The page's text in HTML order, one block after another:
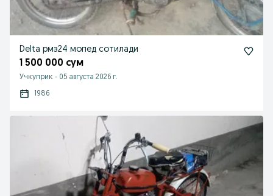
Delta рмз24 мопед сотилади
1 500 000 сум
Учкуприк - 05 августа 2026 г.
1986